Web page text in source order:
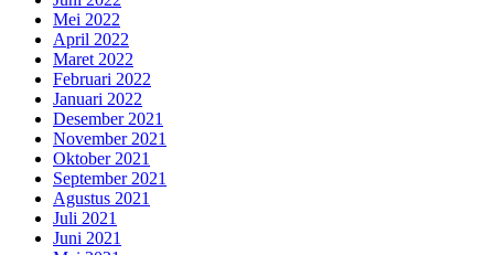
Mei 2022
April 2022
Maret 2022
Februari 2022
Januari 2022
Desember 2021
November 2021
Oktober 2021
September 2021
Agustus 2021
Juli 2021
Juni 2021